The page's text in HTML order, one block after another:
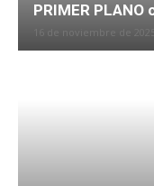
PRIMER PLANO
16 de noviembre de 2025